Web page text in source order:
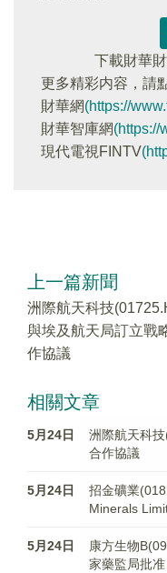
下載財華
更多精彩内容，請
財華網(https://
財華智庫網(https://
現代電視FINTV
上一篇新聞
洲際航天科技
與埃及航天局訂立戰
作協議
相關文章
5月24日
洲際航天科
合作協議
5月24日
招金礦業
Minerals
5月24日
康方生物
家藥監局批准